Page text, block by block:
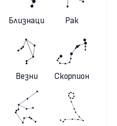
Близнаци Рак
Везни Скорпион